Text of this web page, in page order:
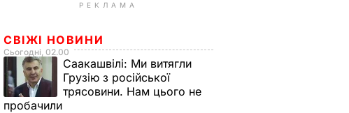
РЕКЛАМА
СВІЖІ НОВИНИ
Сьогодні, 02.00
Саакашвілі: Ми витягли
Грузію з російської
трясовини. Нам цього не
пробачили